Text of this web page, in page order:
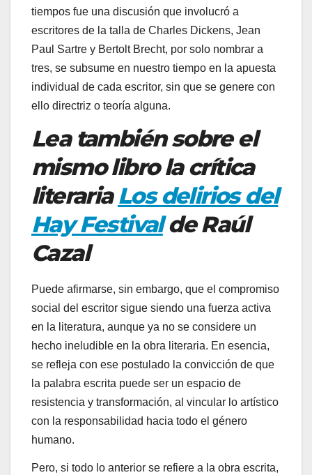
tiempos fue una discusión que involucró a
escritores de la talla de Charles Dickens, Jean
Paul Sartre y Bertolt Brecht, por solo nombrar a
tres, se subsume en nuestro tiempo en la apuesta
individual de cada escritor, sin que se genere con
ello directriz o teoría alguna.
Lea también sobre el
mismo libro la crítica
literariaLos delirios del
Hay Festivalde Raúl
Cazal
Puede afirmarse, sin embargo, que el compromiso
social del escritor sigue siendo una fuerza activa
en la literatura, aunque ya no se considere un
hecho ineludible en la obra literaria. En esencia,
se refleja con ese postulado la convicción de que
la palabra escrita puede ser un espacio de
resistencia y transformación, al vincular lo artístico
con la responsabilidad hacia todo el género
humano.
Pero, si todo lo anterior se refiere a la obra escrita,